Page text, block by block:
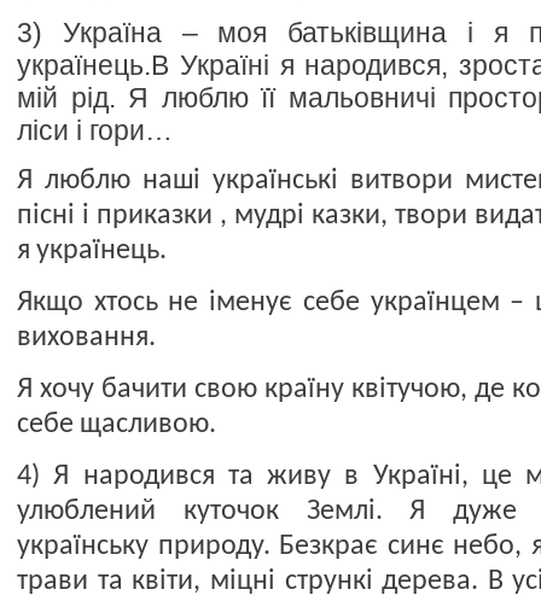
3) Україна – моя батьківщина і
українець.В Україні я народився,
мій рід. Я люблю її мальовничі
ліси і гори…
Я люблю наші українські витвори
пісні і приказки , мудрі казки, твори
я українець.
Якщо хтось не іменує себе українцем –
виховання.
Я хочу бачити свою країну квітучою, де
себе щасливою.
4) Я народився та живу в Україні, це
улюблений куточок Землі. Я дуже
українську природу. Безкрає синє небо,
трави та квіти, міцні стрункі дерева. В